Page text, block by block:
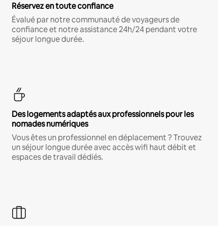
Réservez en toute confiance
Évalué par notre communauté de voyageurs de
confiance et notre assistance 24h/24 pendant votre
séjour longue durée.
Des logements adaptés aux professionnels pour les
nomades numériques
Vous êtes un professionnel en déplacement ? Trouvez
un séjour longue durée avec accès wifi haut débit et
espaces de travail dédiés.